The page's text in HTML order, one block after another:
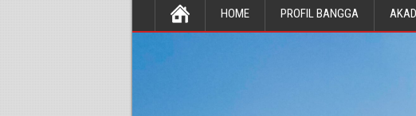
HOME PROFIL BANGGA